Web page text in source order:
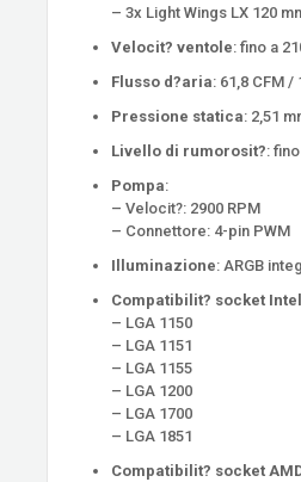
– 3x Light Wings LX 120
Velocit? ventole: fino a
Flusso d?aria: 61,8 CFM /
Pressione statica: 2,51
Livello di rumorosit?:
Pompa:
– Velocit?: 2900 RPM
– Connettore: 4-pin PWM
Illuminazione: ARGB
Compatibilit? socket Intel
– LGA 1150
– LGA 1151
– LGA 1155
– LGA 1200
– LGA 1700
– LGA 1851
Compatibilit? socket